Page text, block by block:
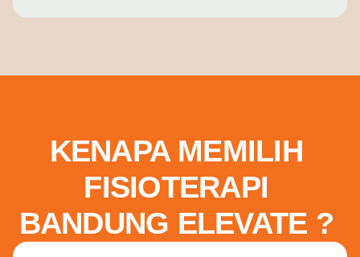
KENAPA MEMILIH
FISIOTERAPI
BANDUNG ELEVATE ?